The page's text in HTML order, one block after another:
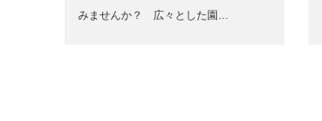
みませんか？ 広々とした園…